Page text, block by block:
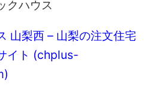
クハウス
山梨西 – 山梨の注文住宅
イト (chplus-